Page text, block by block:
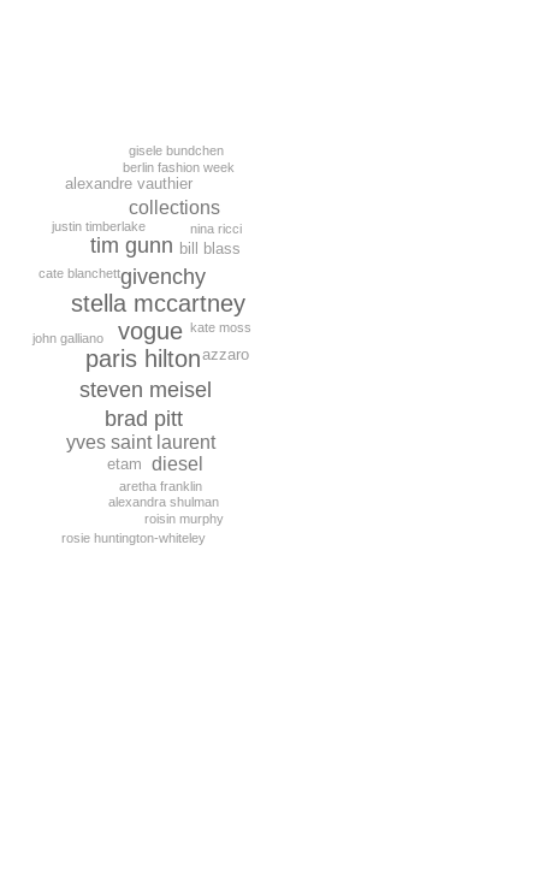
vogue
paris hilton
stella mccartney
givenchy
steven meisel
tim gunn
brad pitt
yves saint laurent
collections
diesel
bill blass
alexandre vauthier
azzaro
etam
justin timberlake
aretha franklin
gisele bundchen
nina ricci
berlin fashion week
cate blanchett
john galliano
alexandra shulman
kate moss
roisin murphy
rosie huntington-whiteley